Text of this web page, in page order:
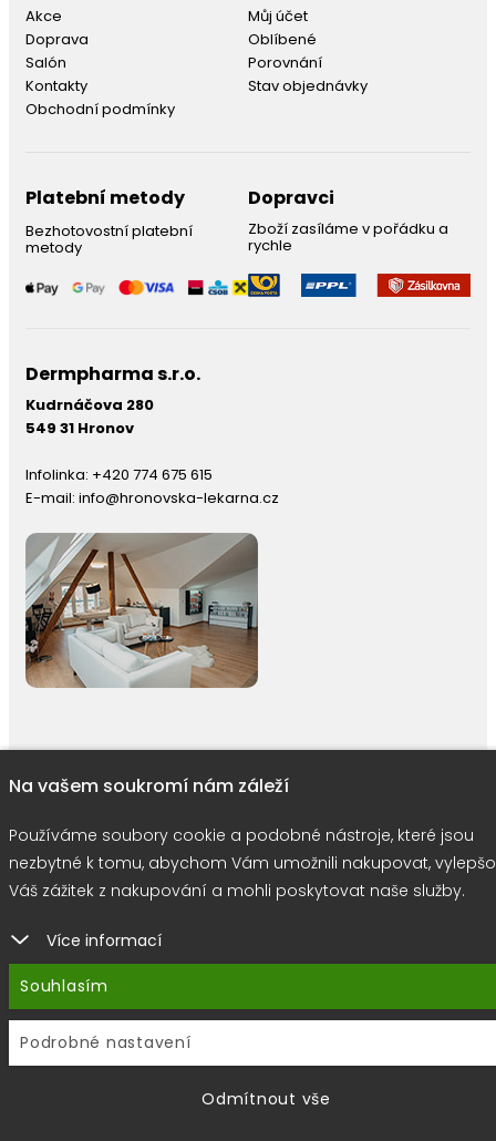
Akce
Doprava
Salón
Kontakty
Obchodní podmínky
Můj účet
Oblíbené
Porovnání
Stav objednávky
Platební metody
Bezhotovostní platební
metody
Dopravci
Zboží zasíláme v pořádku a
rychle
Dermpharma s.r.o.
Kudrnáčova 280
549 31 Hronov
Infolinka: +420 774 675 615
E-mail: info@hronovska-lekarna.cz
© 2026 |E-shop JEDNIČKY|Marketing
Na vašem soukromí nám záleží
Používáme soubory cookie a podobné nástroje, které jsou
nezbytné k tomu, abychom Vám umožnili nakupovat,
Váš zážitek z nakupování a mohli poskytovat naše služby.
Více informací
Souhlasím
Podrobné nastavení
Odmítnout vše